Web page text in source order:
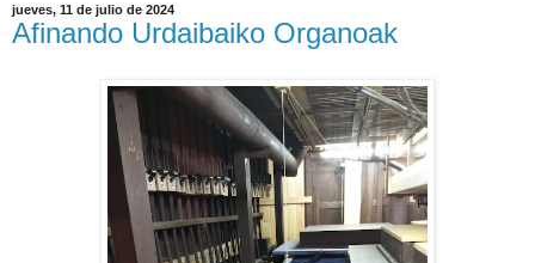
jueves, 11 de julio de 2024
Afinando Urdaibaiko Organoak